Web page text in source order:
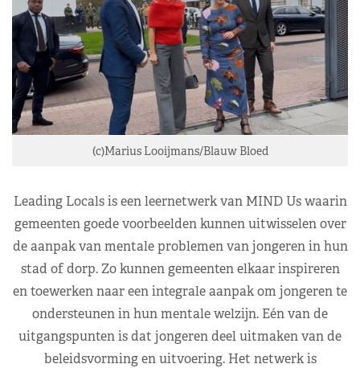
(c)Marius Looijmans/Blauw Bloed
Leading Locals is een leernetwerk van MIND Us waarin
gemeenten goede voorbeelden kunnen uitwisselen over
de aanpak van mentale problemen van jongeren in hun
stad of dorp. Zo kunnen gemeenten elkaar inspireren
en toewerken naar een integrale aanpak om jongeren te
ondersteunen in hun mentale welzijn. Eén van de
uitgangspunten is dat jongeren deel uitmaken van de
beleidsvorming en uitvoering. Het netwerk is